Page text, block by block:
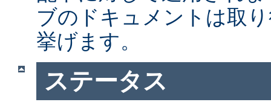
ブのドキュメントは取
挙げます。
ステータス